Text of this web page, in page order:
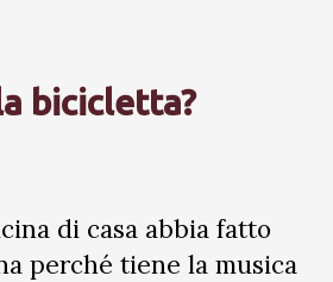
bicicletta?
di casa abbia fatto
perché tiene la musica